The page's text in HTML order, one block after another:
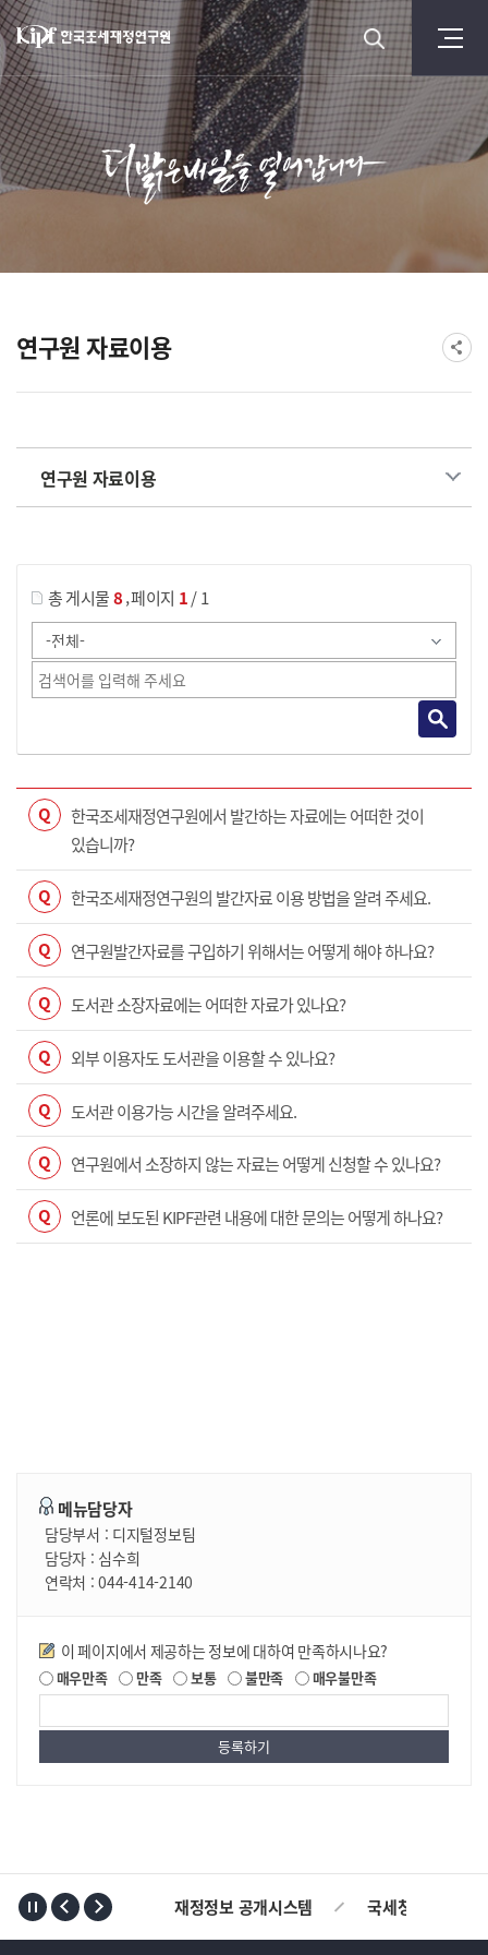
연구원 자료이용
연구원 자료이용
총 게시물8,페이지 1/ 1
Q
한국조세재정연구원에서 발간하는 자료에는 어떠한 것이
있습니까?
Q 한국조세재정연구원의 발간자료 이용 방법을 알려 주세요.
Q 연구원발간자료를 구입하기 위해서는 어떻게 해야 하나요?
Q 도서관 소장자료에는 어떠한 자료가 있나요?
Q 외부 이용자도 도서관을 이용할 수 있나요?
Q 도서관 이용가능 시간을 알려주세요.
Q 연구원에서 소장하지 않는 자료는 어떻게 신청할 수 있나요?
Q 언론에 보도된 KIPF관련 내용에 대한 문의는 어떻게 하나요?
메뉴담당자
담당부서 : 디지털정보팀
담당자 : 심수희
연락처 :044-414-2140
만족도조사
이 페이지에서 제공하는 정보에 대하여 만족하시나요?
매우만족 만족 보통 불만족 매우불만족
재정정보 공개시스템 국세청